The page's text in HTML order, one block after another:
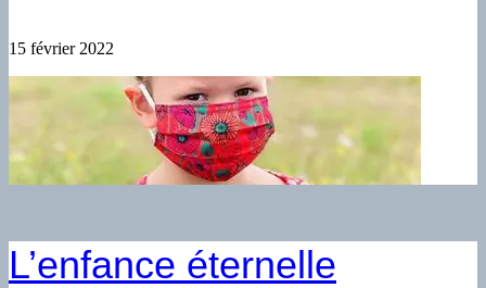
15 février 2022
L’enfance éternelle